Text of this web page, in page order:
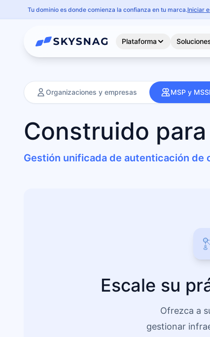
Tu dominio es donde comienza la confianza en tu marca.Iniciar
Plataforma
Organizaciones y empresas MSP y
Construido
Gestión unificada de autenticación de
Escale su
Ofrezca a
gestionar